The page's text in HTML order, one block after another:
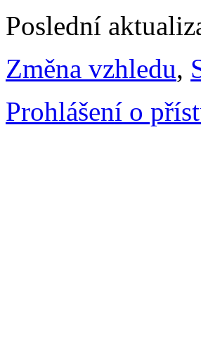
Poslední
Změna vzhledu,
Prohlášení o